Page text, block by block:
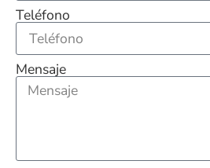
Teléfono
Mensaje